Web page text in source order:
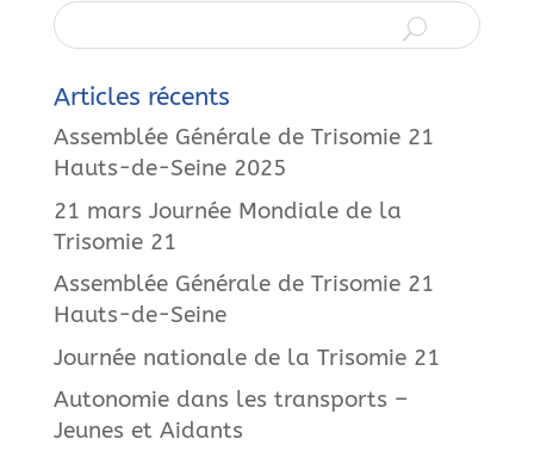
Articles récents
Assemblée Générale de Trisomie 21
Hauts-de-Seine 2025
21 mars Journée Mondiale de la
Trisomie 21
Assemblée Générale de Trisomie 21
Hauts-de-Seine
Journée nationale de la Trisomie 21
Autonomie dans les transports –
Jeunes et Aidants